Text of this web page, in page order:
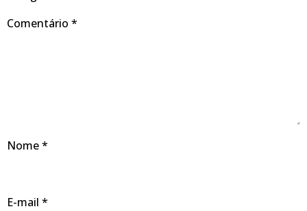
Comentário *
Nome*
E-mail *